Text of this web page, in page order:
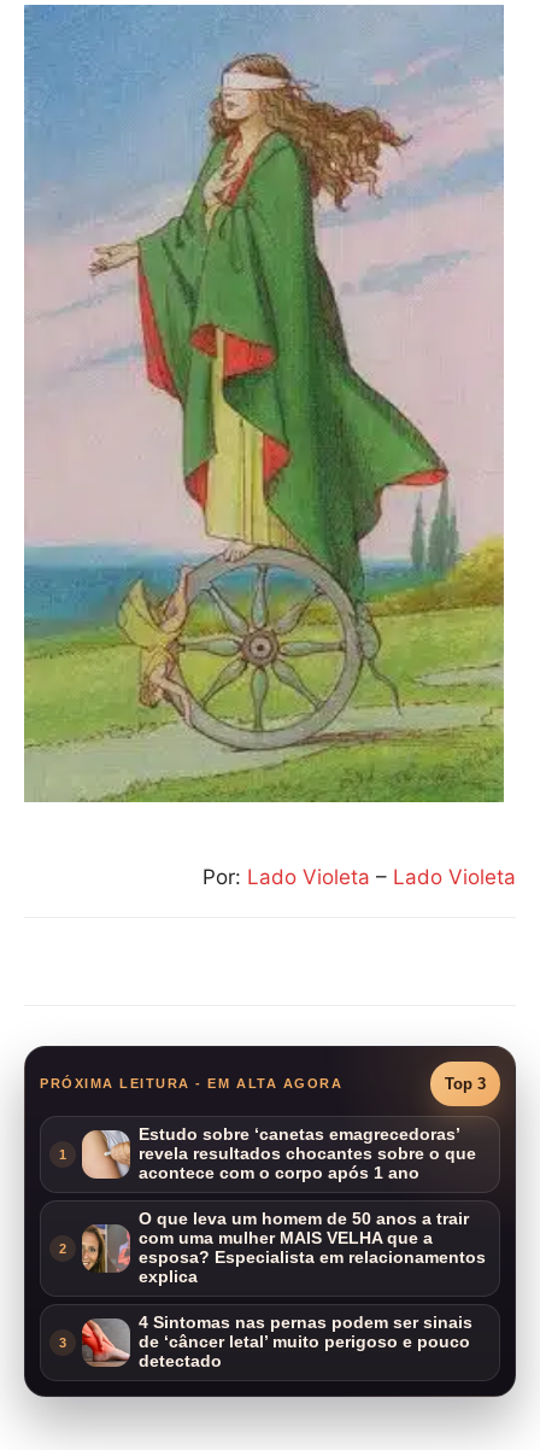
Por: Lado Violeta – Lado Violeta
PRÓXIMA LEITURA - EM ALTA AGORA Top 3
1
Estudo sobre ‘canetas emagrecedoras’
revela resultados chocantes sobre o que
acontece com o corpo após 1 ano
2
O que leva um homem de 50 anos a trair
com uma mulher MAIS VELHA que a
esposa? Especialista em relacionamentos
explica
3
4 Sintomas nas pernas podem ser sinais
de ‘câncer letal’ muito perigoso e pouco
detectado